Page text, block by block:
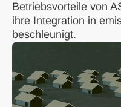
Betriebsvorteile von
ihre Integration in
beschleunigt.